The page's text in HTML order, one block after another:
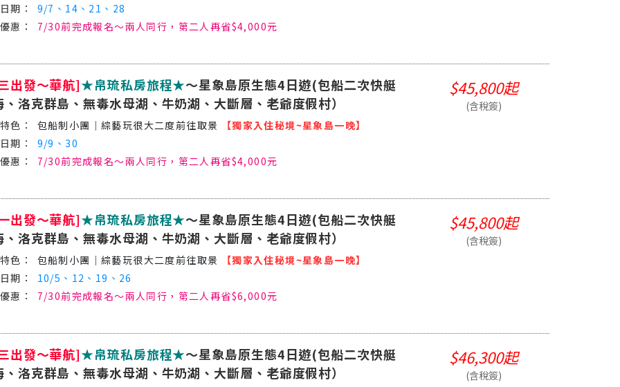
9/7、14、21、28
7/30前完成報名～兩人同行，第二人再省$4,000元
出發～華航]★帛琉私房旅程★～星象島原生態4日遊(包船二次快艇
、洛克群島、無毒水母湖、牛奶湖、大斷層、老爺度假村）
包船制小團│綜藝玩很大二度前往取景
【獨家入住秘境~星象島一晚】
9/9、30
7/30前完成報名～兩人同行，第二人再省$4,000元
$45,800起
(含稅簽)
出發～華航]★帛琉私房旅程★～星象島原生態4日遊(包船二次快艇
、洛克群島、無毒水母湖、牛奶湖、大斷層、老爺度假村）
包船制小團│綜藝玩很大二度前往取景
【獨家入住秘境~星象島一晚】
10/5、12、19、26
7/30前完成報名～兩人同行，第二人再省$6,000元
$45,800起
(含稅簽)
出發～華航]★帛琉私房旅程★～星象島原生態4日遊(包船二次快艇
、洛克群島、無毒水母湖、牛奶湖、大斷層、老爺度假村）
$46,300起
(含稅簽)